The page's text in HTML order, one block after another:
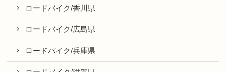
ロードバイク/香川県
ロードバイク/広島県
ロードバイク/兵庫県